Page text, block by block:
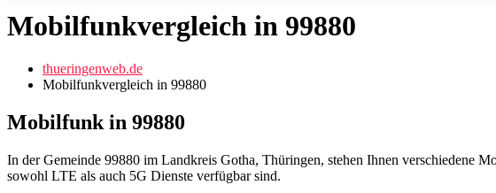
Mobilfunkvergleich in 99880
thueringenweb.de
Mobilfunkvergleich in 99880
Mobilfunk in 99880
In der Gemeinde 99880 im Landkreis Gotha, Thüringen, stehen Ihnen verschiedene
sowohl LTE als auch 5G Dienste verfügbar sind.